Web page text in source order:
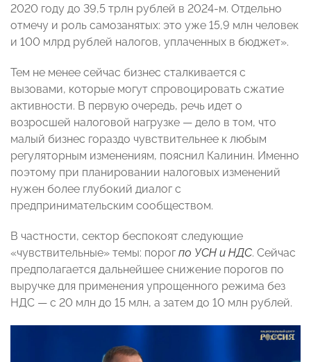
2020 году до 39,5 трлн рублей в 2024-м. Отдельно
отмечу и роль самозанятых: это уже 15,9 млн человек
и 100 млрд рублей налогов, уплаченных в бюджет».
Тем не менее сейчас бизнес сталкивается с
вызовами, которые могут спровоцировать сжатие
активности. В первую очередь, речь идет о
возросшей налоговой нагрузке — дело в том, что
малый бизнес гораздо чувствительнее к любым
регуляторным изменениям, пояснил Калинин. Именно
поэтому при планировании налоговых изменений
нужен более глубокий диалог с
предпринимательским сообществом.
В частности, сектор беспокоят следующие
«чувствительные» темы: порог по УСН и НДС. Сейчас
предполагается дальнейшее снижение порогов по
выручке для применения упрощенного режима без
НДС — с 20 млн до 15 млн, а затем до 10 млн рублей.